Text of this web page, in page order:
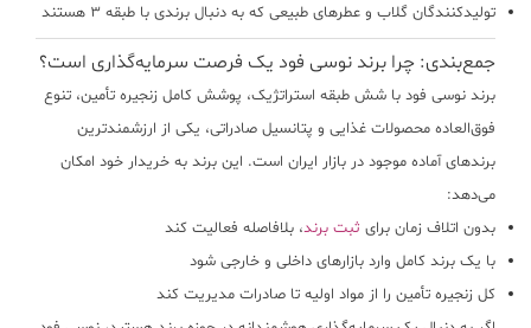
تولیدکنندگان گلاب و عطرهای طبیعی که به دنبال برندی با طبقه ۳ هستند
جمع‌بندی: چرا برند نوسی فود یک فرصت سرمایه‌گذاری است؟
برند نوسی فود با شش طبقه استراتژیک، پوشش کامل زنجیره تأمین، تنوع
فوق‌العاده محصولات غذایی و پتانسیل صادراتی، یکی از ارزشمندترین
برندهای آماده موجود در بازار ایران است. این برند به خریدار خود امکان
می‌دهد:
بدون اتلاف زمان برای ثبت برند، بلافاصله فعالیت کند
با یک برند کامل وارد بازارهای داخلی و خارجی شود
کل زنجیره تأمین را از مواد اولیه تا صادرات مدیریت کند